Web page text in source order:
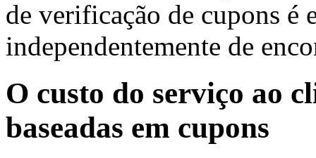
de verificação de cupons é
independentemente de
O custo do serviço ao
baseadas em cupons